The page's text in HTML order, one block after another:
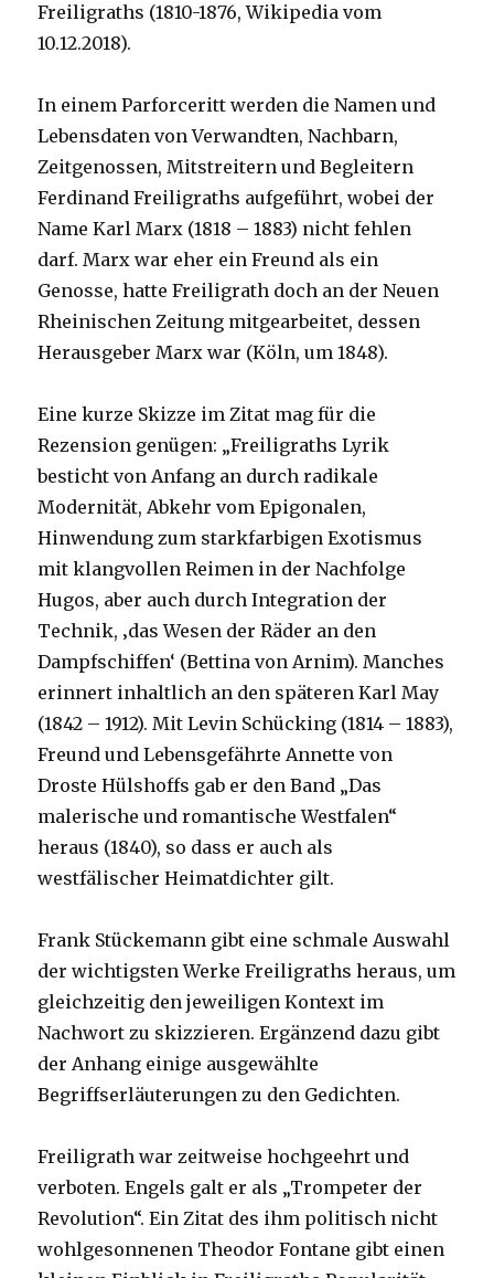
Freiligraths (1810-1876, Wikipedia vom
10.12.2018).
In einem Parforceritt werden die Namen und
Lebensdaten von Verwandten, Nachbarn,
Zeitgenossen, Mitstreitern und Begleitern
Ferdinand Freiligraths aufgeführt, wobei der
Name Karl Marx (1818 – 1883) nicht fehlen
darf. Marx war eher ein Freund als ein
Genosse, hatte Freiligrath doch an der Neuen
Rheinischen Zeitung mitgearbeitet, dessen
Herausgeber Marx war (Köln, um 1848).
Eine kurze Skizze im Zitat mag für die
Rezension genügen: „Freiligraths Lyrik
besticht von Anfang an durch radikale
Modernität, Abkehr vom Epigonalen,
Hinwendung zum starkfarbigen Exotismus
mit klangvollen Reimen in der Nachfolge
Hugos, aber auch durch Integration der
Technik, ‚das Wesen der Räder an den
Dampfschiffen‘ (Bettina von Arnim). Manches
erinnert inhaltlich an den späteren Karl May
(1842 – 1912). Mit Levin Schücking (1814 – 1883),
Freund und Lebensgefährte Annette von
Droste Hülshoffs gab er den Band „Das
malerische und romantische Westfalen“
heraus (1840), so dass er auch als
westfälischer Heimatdichter gilt.
Frank Stückemann gibt eine schmale Auswahl
der wichtigsten Werke Freiligraths heraus, um
gleichzeitig den jeweiligen Kontext im
Nachwort zu skizzieren. Ergänzend dazu gibt
der Anhang einige ausgewählte
Begriffserläuterungen zu den Gedichten.
Freiligrath war zeitweise hochgeehrt und
verboten. Engels galt er als „Trompeter der
Revolution“. Ein Zitat des ihm politisch nicht
wohlgesonnenen Theodor Fontane gibt einen